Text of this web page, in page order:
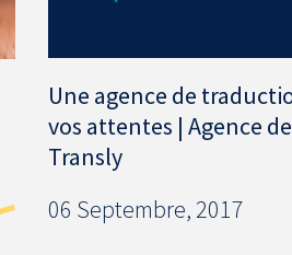
Une agence de
vos attentes | Agence
Transly
06 Septembre, 2017